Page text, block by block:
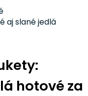
aj slané jedlá
hotové za